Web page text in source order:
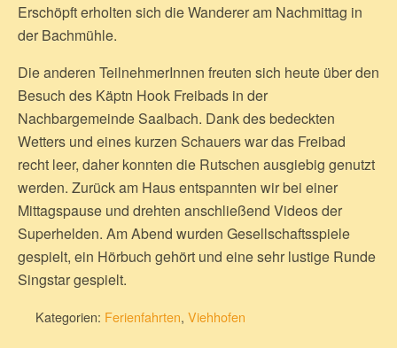
Erschöpft erholten sich die Wanderer am Nachmittag in
der Bachmühle.
Die anderen TeilnehmerInnen freuten sich heute über den
Besuch des Käptn Hook Freibads in der
Nachbargemeinde Saalbach. Dank des bedeckten
Wetters und eines kurzen Schauers war das Freibad
recht leer, daher konnten die Rutschen ausgiebig genutzt
werden. Zurück am Haus entspannten wir bei einer
Mittagspause und drehten anschließend Videos der
Superhelden. Am Abend wurden Gesellschaftsspiele
gespielt, ein Hörbuch gehört und eine sehr lustige Runde
Singstar gespielt.
Kategorien: Ferienfahrten, Viehhofen